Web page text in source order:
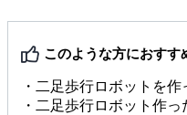
このような方におすす
・二足歩行ロボットを
・二足歩行ロボット作